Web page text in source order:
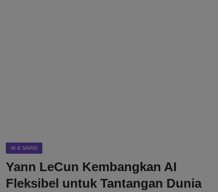
AI & SAINS
Yann LeCun Kembangkan AI
Fleksibel untuk Tantangan Dunia